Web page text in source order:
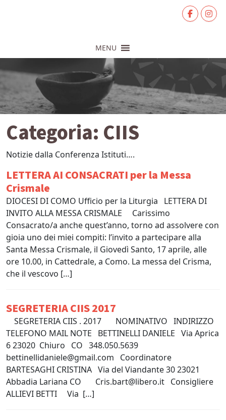
MENU
Categoria: CIIS
Notizie dalla Conferenza Istituti….
LETTERA AI CONSACRATI per la Messa
Crismale
DIOCESI DI COMO Ufficio per la Liturgia LETTERA DI
INVITO ALLA MESSA CRISMALE Carissimo
Consacrato/a anche quest’anno, torno ad assolvere con
gioia uno dei miei compiti: l’invito a partecipare alla
Santa Messa Crismale, il Giovedì Santo, 17 aprile, alle
ore 10.00, in Cattedrale, a Como. La messa del Crisma,
che il vescovo […]
SEGRETERIA CIIS 2017
SEGRETERIA CIIS . 2017 NOMINATIVO INDIRIZZO
TELEFONO MAIL NOTE BETTINELLI DANIELE Via Aprica
6 23020 Chiuro CO 348.050.5639
bettinellidaniele@gmail.com Coordinatore
BARTESAGHI CRISTINA Via del Viandante 30 23021
Abbadia Lariana CO Cris.bart@libero.it Consigliere
ALLIEVI BETTI Via […]